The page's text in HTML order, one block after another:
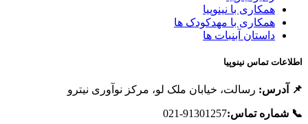
همکاری با نینوپیا
همکاری با مهدکودک ها
داستان آبنبات ها
تماس نینوپیا
آدرس: رسالت، خیابان ملک لو، مرکز نوآوری نیترو
شماره تماس: 91301257-021